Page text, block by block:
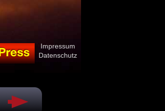
Impressum
Datenschutz